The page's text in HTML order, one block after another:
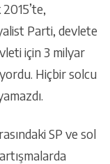
Parti, devlete
için 3 milyar
Hiçbir solcu
SP ve sol